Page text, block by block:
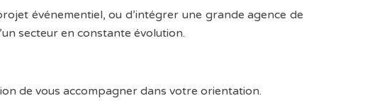
événementiel, ou d’intégrer une grande agence de
secteur en constante évolution.
de vous accompagner dans votre orientation.